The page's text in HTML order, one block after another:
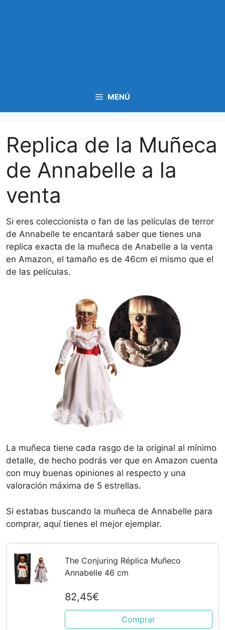
MENÚ
Replica de la Muñeca
de Annabelle a la
venta
Si eres coleccionista o fan de las películas de terror
de Annabelle te encantará saber que tienes una
replica exacta de la muñeca de Anabelle a la venta
en Amazon, el tamaño es de 46cm el mismo que el
de las películas.
La muñeca tiene cada rasgo de la original al mínimo
detalle, de hecho podrás ver que en Amazon cuenta
con muy buenas opiniones al respecto y una
valoración máxima de 5 estrellas.
Si estabas buscando la muñeca de Annabelle para
comprar, aquí tienes el mejor ejemplar.
The Conjuring Réplica Muñeco
Annabelle 46 cm
82,45€
Comprar